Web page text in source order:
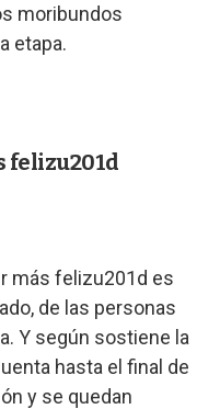
moribundos
etapa.
felizu201d
más felizu201d es
de las personas
Y según sostiene la
hasta el final de
y se quedan